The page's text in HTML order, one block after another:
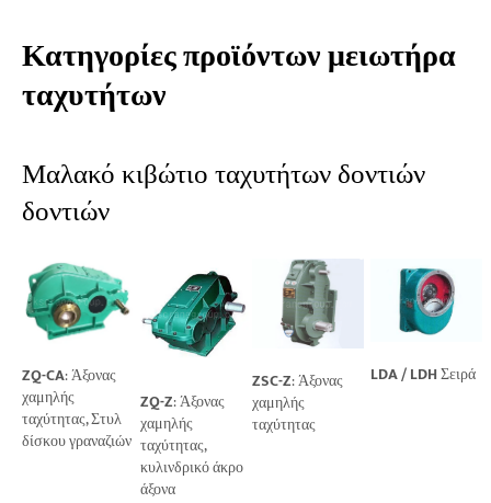
Κατηγορίες προϊόντων μειωτήρα
ταχυτήτων
Μαλακό κιβώτιο ταχυτήτων δοντιών
δοντιών
ZQ-CA: Άξονας
χαμηλής
ταχύτητας, Στυλ
δίσκου γραναζιών
ZQ-Z: Άξονας
χαμηλής
ταχύτητας,
κυλινδρικό άκρο
άξονα
ZSC-Z: Άξονας
χαμηλής
ταχύτητας
LDA / LDHΣειρά